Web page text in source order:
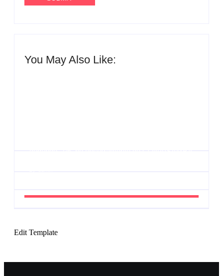
You May Also Like:
Edit Template